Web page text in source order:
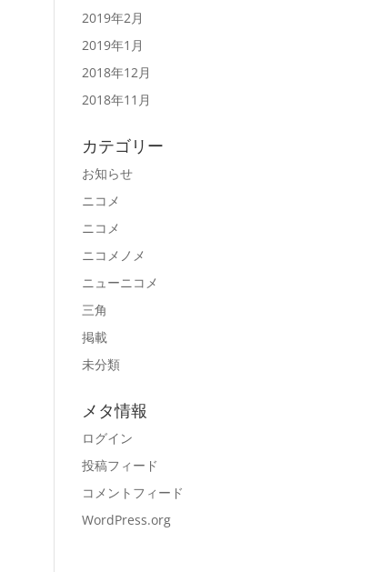
2019年2月
2019年1月
2018年12月
2018年11月
カテゴリー
お知らせ
ニコメ
ニコメ
ニコメノメ
ニューニコメ
三角
掲載
未分類
メタ情報
ログイン
投稿フィード
コメントフィード
WordPress.org